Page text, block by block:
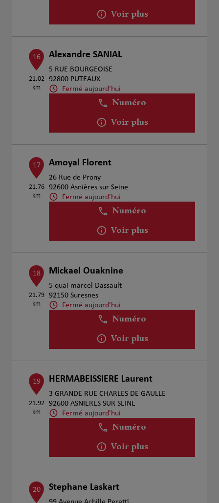
Voir plus
16
21.02
km
Alexandre SANIAL
5 RUE BOURGEOISE
92800 PUTEAUX
Fermé aujourd'hui
Numéro
Voir plus
17
21.76
km
Amoyal Florent
26 Rue de Prony
92600 Asnières sur Seine
Fermé aujourd'hui
Numéro
Voir plus
18
21.79
km
Mickael Ouaknine
5 quai marcel Dassault
92150 Suresnes
Fermé aujourd'hui
Numéro
Voir plus
19
21.92
km
HERMABEISSIERE Laurent
3 GRANDE RUE CHARLES DE GAULLE
92600 ASNIERES SUR SEINE
Fermé aujourd'hui
Numéro
Voir plus
20 Stephane Laskart